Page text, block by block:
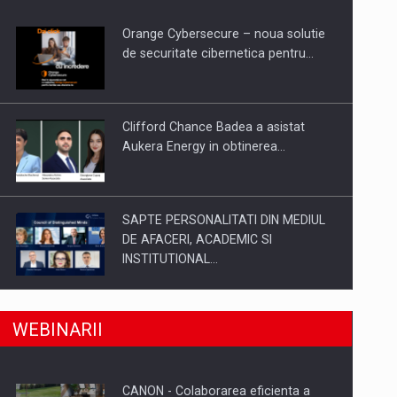
compania intr-o tranzactie de peste 25…
Orange Cybersecure – noua solutie
de securitate cibernetica pentru…
Clifford Chance Badea a asistat
Aukera Energy in obtinerea…
SAPTE PERSONALITATI DIN MEDIUL
DE AFACERI, ACADEMIC SI
INSTITUTIONAL…
SYCLEF isi consolideaza prezenta in
WEBINARII
CANON - Colaborarea eficienta a